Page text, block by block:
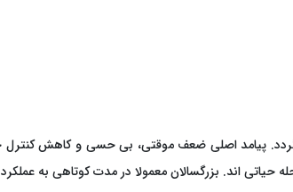
پیامد اصلی ضعف موقتی، بی ‌حسی و کاهش کنترل
‌اند. بزرگسالان معمولا در مدت کوتاهی به عملکرد